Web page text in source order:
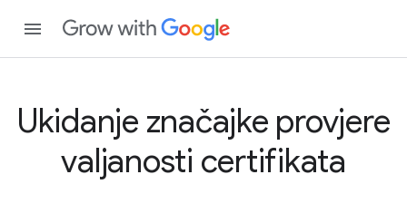
Ukidanje značajke provjere
valjanosti certifikata